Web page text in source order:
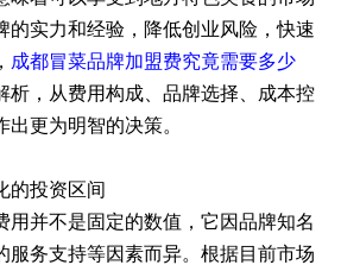
的实力和经验，降低创业风险，快速
成都冒菜品牌加盟费究竟需要多少
析，从费用构成、品牌选择、成本控
更为明智的决策。
的投资区间
用并不是固定的数值，它因品牌知名
服务支持等因素而异。根据目前市场